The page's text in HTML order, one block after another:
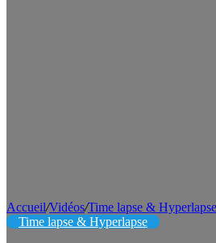
Accueil/Vidéos/Time lapse & Hyperlapse
Time lapse & Hyperlapse